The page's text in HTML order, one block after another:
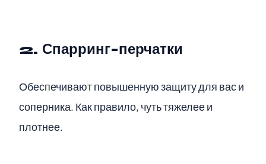
2. Спарринг-перчатки
Обеспечивают повышенную защиту для вас и
соперника. Как правило, чуть тяжелее и
плотнее.